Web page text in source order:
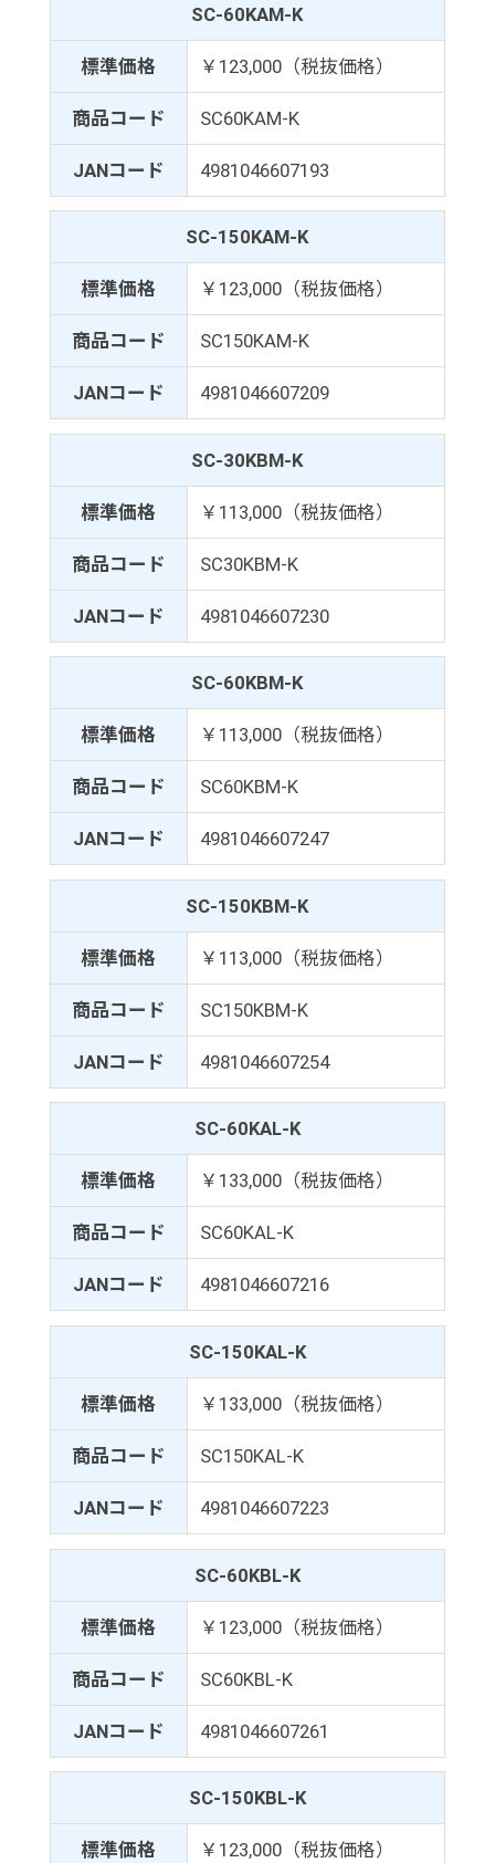
SC-60KAM-K
標準価格 ￥123,000（税抜価格）
商品コード SC60KAM-K
JANコード 4981046607193
SC-150KAM-K
標準価格 ￥123,000（税抜価格）
商品コード SC150KAM-K
JANコード 4981046607209
SC-30KBM-K
標準価格 ￥113,000（税抜価格）
商品コード SC30KBM-K
JANコード 4981046607230
SC-60KBM-K
標準価格 ￥113,000（税抜価格）
商品コード SC60KBM-K
JANコード 4981046607247
SC-150KBM-K
標準価格 ￥113,000（税抜価格）
商品コード SC150KBM-K
JANコード 4981046607254
SC-60KAL-K
標準価格 ￥133,000（税抜価格）
商品コード SC60KAL-K
JANコード 4981046607216
SC-150KAL-K
標準価格 ￥133,000（税抜価格）
商品コード SC150KAL-K
JANコード 4981046607223
SC-60KBL-K
標準価格 ￥123,000（税抜価格）
商品コード SC60KBL-K
JANコード 4981046607261
SC-150KBL-K
標準価格 ￥123,000（税抜価格）